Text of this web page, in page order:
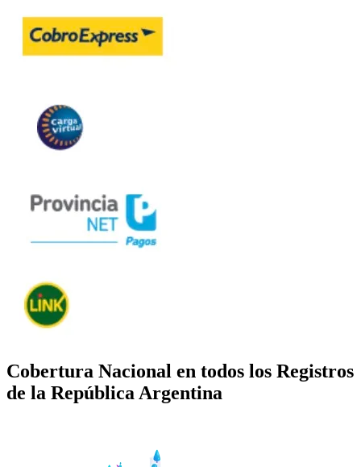
Cobertura Nacional en todos los Registros
de la República Argentina